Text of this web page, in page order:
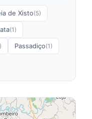
de Xisto(5)
(1)
Passadiço(1)